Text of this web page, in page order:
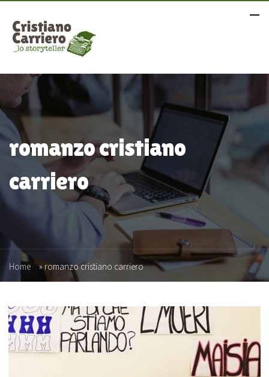
romanzo cristiano
carriero
Home » romanzo cristiano carriero